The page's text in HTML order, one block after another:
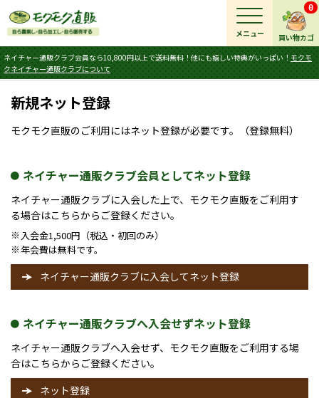
買い物カゴ
0
ネイチャー通販クラブ会員なら10,800円以上で送料無料！他にも嬉しい特典がいっぱい！ モクモ
クネイチャー通販クラブについて
メニュー
新規ネット登録
モクモク直販のご利用にはネット登録が必要です。（登録無料）
ネイチャー通販クラブ会員としてネット登録
ネイチャー通販クラブに入会した上で、モクモク直販をご利用す
る場合はこちらからご登録ください。
※ 入会金1,500円（税込・初回のみ）
※ 年会費は無料です。
ネイチャー通販クラブに入会してネット登録
ネイチャー通販クラブへ入会せずネット登録
ネイチャー通販クラブへ入会せず、モクモク直販をご利用する場
合はこちらからご登録ください。
ネット登録